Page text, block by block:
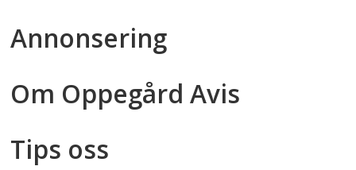
Annonsering
Om Oppegård Avis
Tips oss